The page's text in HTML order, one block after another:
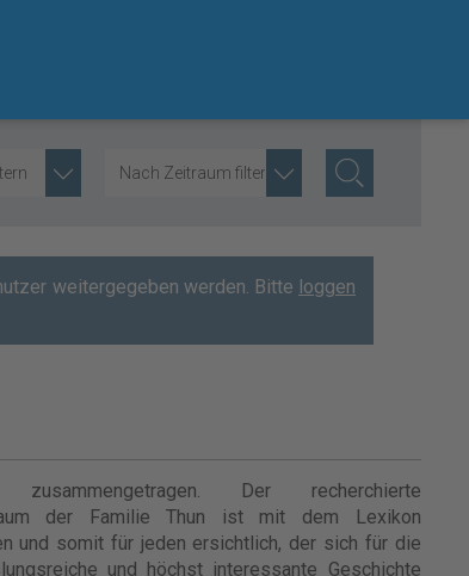
Nach Zeitraum filtern
weitergegeben werden. Bitte loggen
zusammengetragen. Der recherchierte
der Familie Thun ist mit dem Lexikon
und somit für jeden ersichtlich, der sich für die
und höchst interessante Geschichte